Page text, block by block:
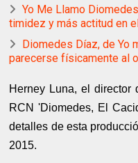
Yo Me Llamo
timidez y más actitud en
Diomedes Díaz, de Yo
parecerse físicamente al
Herney Luna, el director
RCN 'Diomedes, El
detalles de esta
2015.